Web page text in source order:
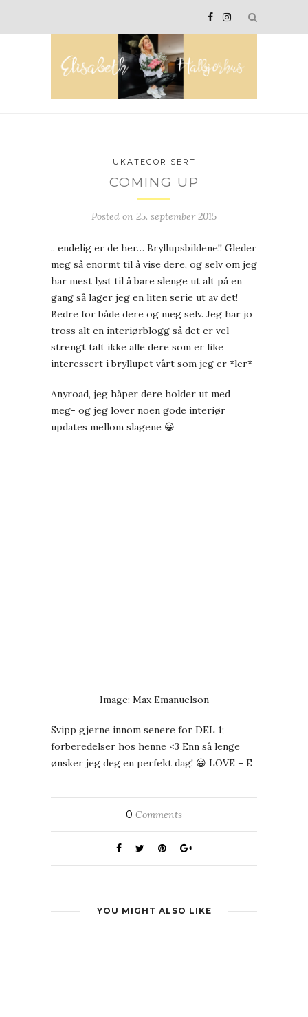
UKATEGORISERT
COMING UP
Posted on 25. september 2015
.. endelig er de her… Bryllupsbildene!! Gleder
meg så enormt til å vise dere, og selv om jeg
har mest lyst til å bare slenge ut alt på en
gang så lager jeg en liten serie ut av det!
Bedre for både dere og meg selv. Jeg har jo
tross alt en interiørblogg så det er vel
strengt talt ikke alle dere som er like
interessert i bryllupet vårt som jeg er *ler*
Anyroad, jeg håper dere holder ut med
meg- og jeg lover noen gode interiør
updates mellom slagene 😀
Image: Max Emanuelson
Svipp gjerne innom senere for DEL 1;
forberedelser hos henne <3 Enn så lenge
ønsker jeg deg en perfekt dag! 😀 LOVE – E
0 Comments
YOU MIGHT ALSO LIKE